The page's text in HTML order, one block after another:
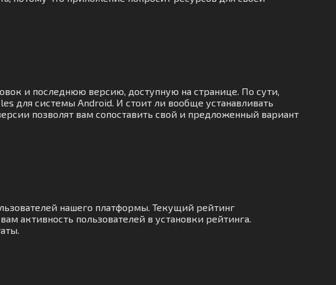
и последнюю версию, доступную на странице. По сути,
для системы Android. И стоит ли вообще устанавливать
позволят вам сопоставить свой и предложенный вариант
нашего платформы. Текущий рейтинг
активность пользователей в установки рейтинга.